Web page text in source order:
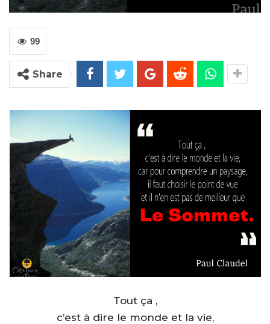
99
Share
Tout ça ,
c’est à dire le monde et la vie,